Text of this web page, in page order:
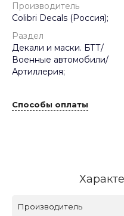
Производитель
Colibri Decals (Россия);
Раздел
Декали и маски. БТТ/
Военные автомобили/
Артиллерия;
Способы оплаты
Производитель